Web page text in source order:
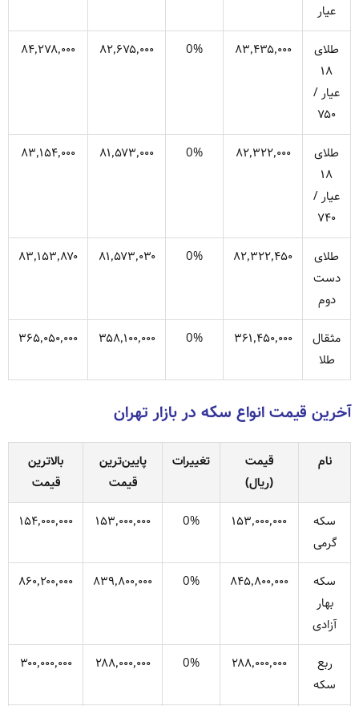
عیار
طلای
۱۸
عیار /
۷۵۰
۸۳٬۴۳۵٬۰۰۰ 0% ۸۲٬۶۷۵٬۰۰۰ ۸۴٬۲۷۸٬۰۰۰
طلای
۱۸
عیار /
۷۴۰
۸۲٬۳۲۲٬۰۰۰ 0% ۸۱٬۵۷۳٬۰۰۰ ۸۳٬۱۵۴٬۰۰۰
طلای
دست
دوم
۸۲٬۳۲۲٬۴۵۰ 0% ۸۱٬۵۷۳٬۰۳۰ ۸۳٬۱۵۳٬۸۷۰
مثقال
طلا
۳۶۱٬۴۵۰٬۰۰۰ 0% ۳۵۸٬۱۰۰٬۰۰۰ ۳۶۵٬۰۵۰٬۰۰۰
آخرین قیمت انواع سکه در بازار تهران
نام
قیمت
(ریال)
تغییرات
پایین‌ترین
قیمت
بالاترین
قیمت
سکه
گرمی
۱۵۳٬۰۰۰٬۰۰۰ 0% ۱۵۳٬۰۰۰٬۰۰۰ ۱۵۴٬۰۰۰٬۰۰۰
سکه
بهار
آزادی
۸۴۵٬۸۰۰٬۰۰۰ 0% ۸۳۹٬۸۰۰٬۰۰۰ ۸۶۰٬۲۰۰٬۰۰۰
ربع
سکه
۲۸۸٬۰۰۰٬۰۰۰ 0% ۲۸۸٬۰۰۰٬۰۰۰ ۳۰۰٬۰۰۰٬۰۰۰